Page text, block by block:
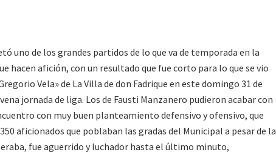
uno de los grandes partidos de lo que va de temporada en la
hacen afición, con un resultado que fue corto para lo que se vio
Vela» de La Villa de don Fadrique en este domingo 31 de
jornada de liga. Los de Fausti Manzanero pudieron acabar con
con muy buen planteamiento defensivo y ofensivo, que
aficionados que poblaban las gradas del Municipal a pesar de la
fue aguerrido y luchador hasta el último minuto,